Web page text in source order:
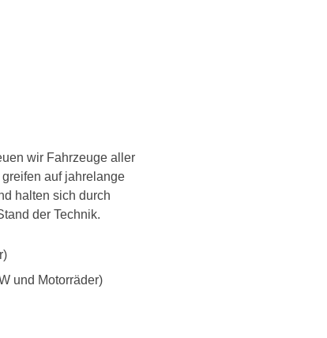
wir Fahrzeuge aller
auf jahrelange
halten sich durch
der Technik.
und Motorräder)